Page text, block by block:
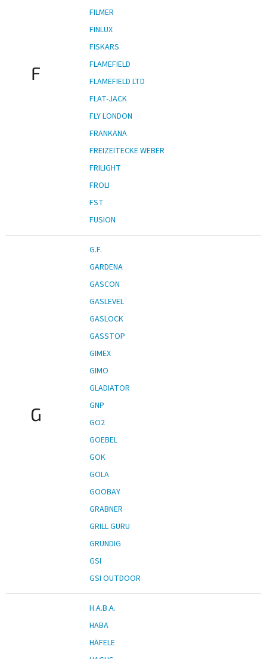
F
FILMER
FINLUX
FISKARS
FLAMEFIELD
FLAMEFIELD LTD
FLAT-JACK
FLY LONDON
FRANKANA
FREIZEITECKE WEBER
FRILIGHT
FROLI
FST
FUSION
G
G.F.
GARDENA
GASCON
GASLEVEL
GASLOCK
GASSTOP
GIMEX
GIMO
GLADIATOR
GNP
GO2
GOEBEL
GOK
GOLA
GOOBAY
GRABNER
GRILL GURU
GRUNDIG
GSI
GSI OUTDOOR
H.A.B.A.
HABA
HÄFELE